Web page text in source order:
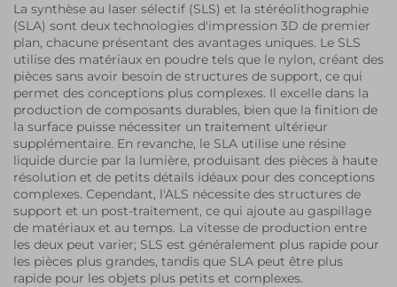
La synthèse au laser sélectif (SLS) et la stéréolithographie
(SLA) sont deux technologies d'impression 3D de premier
plan, chacune présentant des avantages uniques. Le SLS
utilise des matériaux en poudre tels que le nylon, créant des
pièces sans avoir besoin de structures de support, ce qui
permet des conceptions plus complexes. Il excelle dans la
production de composants durables, bien que la finition de
la surface puisse nécessiter un traitement ultérieur
supplémentaire. En revanche, le SLA utilise une résine
liquide durcie par la lumière, produisant des pièces à haute
résolution et de petits détails idéaux pour des conceptions
complexes. Cependant, l'ALS nécessite des structures de
support et un post-traitement, ce qui ajoute au gaspillage
de matériaux et au temps. La vitesse de production entre
les deux peut varier; SLS est généralement plus rapide pour
les pièces plus grandes, tandis que SLA peut être plus
rapide pour les objets plus petits et complexes.